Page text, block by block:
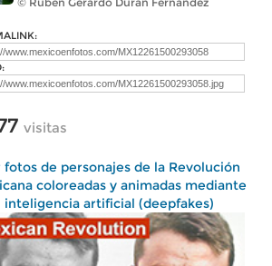
visitas
fotos de personajes de la Revolución
coloreadas y animadas mediante
inteligencia artificial (deepfakes)